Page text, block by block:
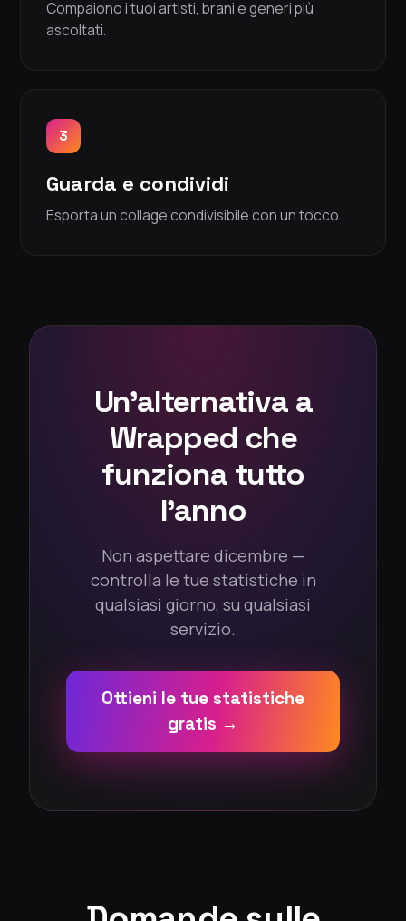
Compaiono i tuoi artisti, brani e generi più
ascoltati.
3
Guarda e condividi
Esporta un collage condivisibile con un tocco.
Un'alternativa a
Wrapped che
funziona tutto
l'anno
Non aspettare dicembre —
controlla le tue statistiche in
qualsiasi giorno, su qualsiasi
servizio.
Ottieni le tue statistiche
gratis →